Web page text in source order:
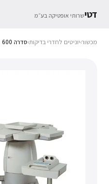
דטישרותי אופטיקה בע״מ
מכשור›יוניטים לחדרי בדיקות›סדרה 600